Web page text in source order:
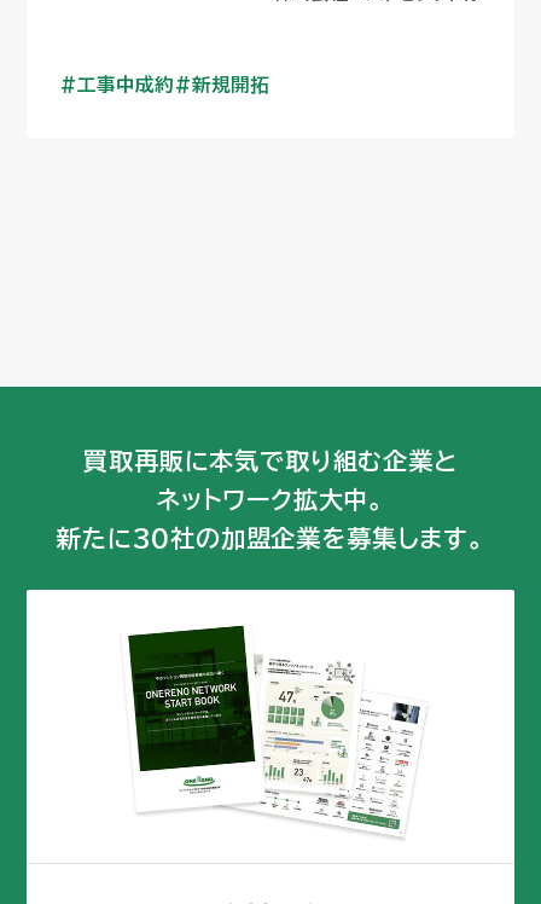
工事中成約 新規開拓
買取再販に本気で取り組む企業と
ネットワーク拡大中。
新たに30社の加盟企業を募集します。